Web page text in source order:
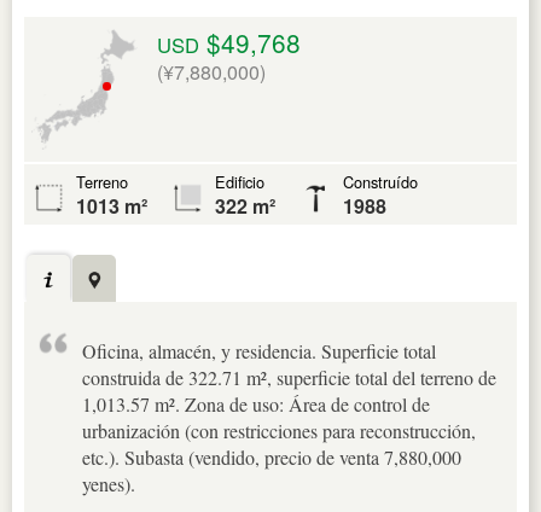
USD $49,768
(¥7,880,000)
Terreno
1013 m²
Edificio
322 m²
Construído
1988
Oficina, almacén, y residencia. Superficie total
construida de 322.71 m², superficie total del terreno de
1,013.57 m². Zona de uso: Área de control de
urbanización (con restricciones para reconstrucción,
etc.). Subasta (vendido, precio de venta 7,880,000
yenes).